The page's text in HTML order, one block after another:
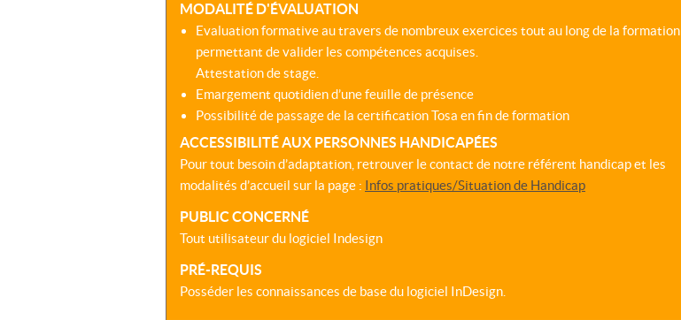
MODALITÉ D'ÉVALUATION
Evaluation formative au travers de nombreux exercices tout au long de la formation
permettant de valider les compétences acquises.
Attestation de stage.
Emargement quotidien d’une feuille de présence
Possibilité de passage de la certification Tosa en fin de formation
ACCESSIBILITÉ AUX PERSONNES HANDICAPÉES
Pour tout besoin d’adaptation, retrouver le contact de notre référent handicap et les
modalités d’accueil sur la page : Infos pratiques/Situation de Handicap
PUBLIC CONCERNÉ
Tout utilisateur du logiciel Indesign
PRÉ-REQUIS
Posséder les connaissances de base du logiciel InDesign.